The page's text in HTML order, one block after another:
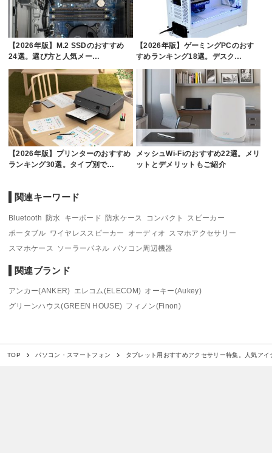
【2026年版】M.2 SSDのおすすめ
24選。選び方と人気メー…
【2026年版】ゲーミングPCのおす
すめランキング18選。デスク…
【2026年版】プリンターのおすすめ
ランキング30選。タイプ別で…
メッシュWi-Fiのおすすめ22選。メリ
ットとデメリットもご紹介
関連キーワード
Bluetooth 防水 キーボード 防水ケース コンパクト
スピーカー
ポータブル ワイヤレススピーカー オーディオ
スマホアクセサリー
スマホケース
ソーラーパネル パソコン周辺機器
関連ブランド
アンカー(ANKER) エレコム(ELECOM) オーキー(Aukey)
グリーンハウス(GREEN HOUSE) フィノン(Finon)
TOP パソコン・スマートフォン タブレット用おすすめアクセサリー特集。人気ア